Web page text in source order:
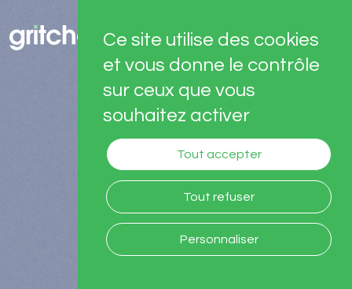
Ce site utilise des cookies
et vous donne le contrôle
sur ceux que vous
souhaitez activer
Tout accepter
Tout refuser
Personnaliser